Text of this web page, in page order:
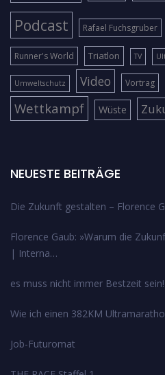
Podcast Rafael Fuchsgruber
Runner's World Triatlon TV
Umweltschutz Video Vortrag
Wettkampf Wüste
NEUESTE BEITRÄGE
Die Zukunft gestalten – Florence
Florence Gaub: »Warum die
| Interna…
es muss nicht immer Bestzeit sein!
Wie ich einen 382KM
Job-Futuromat